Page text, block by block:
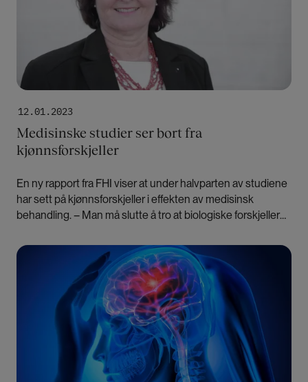
12.01.2023
Medisinske studier ser bort fra
kjønnsforskjeller
En ny rapport fra FHI viser at under halvparten av studiene
har sett på kjønnsforskjeller i effekten av medisinsk
behandling. – Man må slutte å tro at biologiske forskjeller
Eva Gerdts.
Bilde